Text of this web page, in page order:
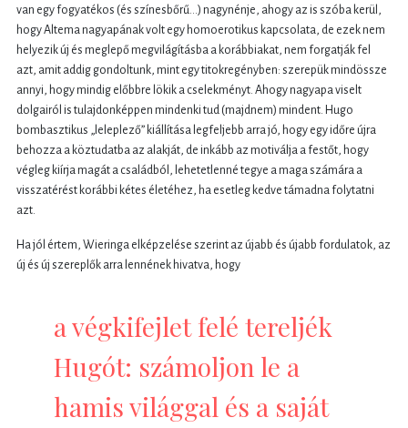
van egy fogyatékos (és színesbőrű…) nagynénje, ahogy az is szóba kerül,
hogy Altema nagyapának volt egy homoerotikus kapcsolata, de ezek nem
helyezik új és meglepő megvilágításba a korábbiakat, nem forgatják fel
azt, amit addig gondoltunk, mint egy titokregényben: szerepük mindössze
annyi, hogy mindig előbbre lökik a cselekményt. Ahogy nagyapa viselt
dolgairól is tulajdonképpen mindenki tud (majdnem) mindent. Hugo
bombasztikus „leleplező” kiállítása legfeljebb arra jó, hogy egy időre újra
behozza a köztudatba az alakját, de inkább az motiválja a festőt, hogy
végleg kiírja magát a családból, lehetetlenné tegye a maga számára a
visszatérést korábbi kétes életéhez, ha esetleg kedve támadna folytatni
azt.
Ha jól értem, Wieringa elképzelése szerint az újabb és újabb fordulatok, az
új és új szereplők arra lennének hivatva, hogy
a végkifejlet felé tereljék
Hugót: számoljon le a
hamis világgal és a saját